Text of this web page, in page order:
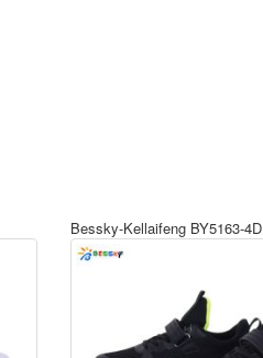
Bessky-Kellaifeng BY5163-4D